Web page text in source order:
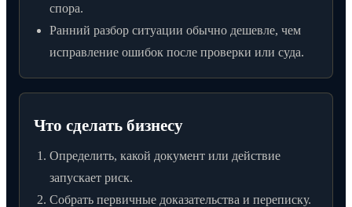
спора.
Ранний разбор ситуации обычно дешевле, чем
исправление ошибок после проверки или суда.
Что сделать бизнесу
Определить, какой документ или действие
запускает риск.
Собрать первичные доказательства и переписку.